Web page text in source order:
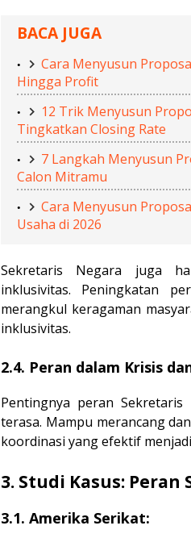
BACA JUGA
Cara Menyusun
Hingga Profit
12 Trik Menyusun
Tingkatkan Closing Rate
7 Langkah Menyusun
Calon Mitramu
Cara Menyusun
Usaha di 2026
Sekretaris Negara juga
inklusivitas. Peningkatan
merangkul keragaman
inklusivitas.
2.4. Peran dalam Krisis
Pentingnya peran
terasa. Mampu merancang
koordinasi yang efektif
3. Studi Kasus:
3.1. Amerika Serikat: